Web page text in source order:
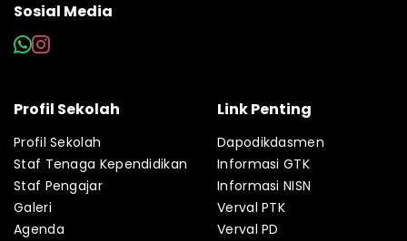
Sosial Media
Profil Sekolah
Profil Sekolah
Staf Tenaga Kependidikan
Staf Pengajar
Galeri
Agenda
Link Penting
Dapodikdasmen
Informasi GTK
Informasi NISN
Verval PTK
Verval PD